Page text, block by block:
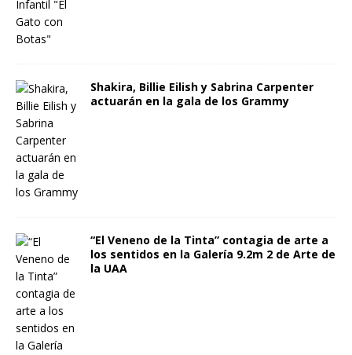
Shakira, Billie Eilish y Sabrina Carpenter
actuarán en la gala de los Grammy
“El Veneno de la Tinta” contagia de arte a
los sentidos en la Galería 9.2m 2 de Arte de
la UAA